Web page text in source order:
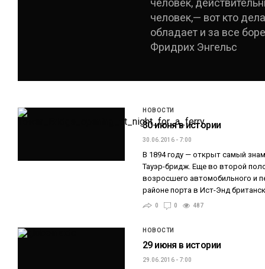
человек,
человек,— вот кто
обладает и за все
Фридрих Энгельс
НОВОСТИ
30 июня в истории
30.06.2016 - 7:00
В 1894 году — открыт самый
Тауэр-бридж. Еще во второй
возросшего автомобильного и
районе порта в Ист-Энд
0 0 487
НОВОСТИ
29 июня в истории
29.06.2016 - 7:00